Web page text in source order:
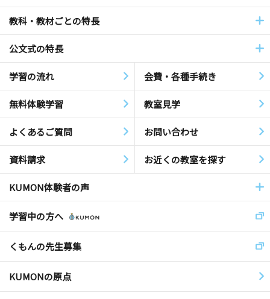
教科・教材ごとの特長
公文式の特長
学習の流れ 会費・各種手続き
無料体験学習 教室見学
よくあるご質問 お問い合わせ
資料請求 お近くの教室を探す
KUMON体験者の声
学習中の方へ
くもんの先生募集
KUMONの原点